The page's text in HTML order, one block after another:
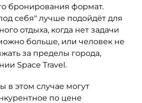
бронирования формат.
себя" лучше подойдёт для
отдыха, когда нет задачи
больше, или человек не
за пределы города,
Space Travel.
в этом случае могут
по цене